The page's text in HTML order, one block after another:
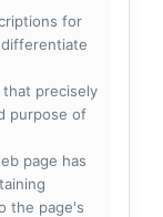
for
precisely
purpose of
page has
the page's